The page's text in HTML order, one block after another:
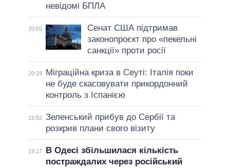
невідомі БПЛА
20:55
Сенат США підтримав
законопроєкт про «пекельні
санкції» проти росії
20:19
Міграційна криза в Сеуті: Італія поки
не буде скасовувати прикордонний
контроль з Іспанією
19:52 Зеленський прибув до Сербії та
розкрив плани свого візиту
19:17
В Одесі збільшилася кількість
постраждалих через російський